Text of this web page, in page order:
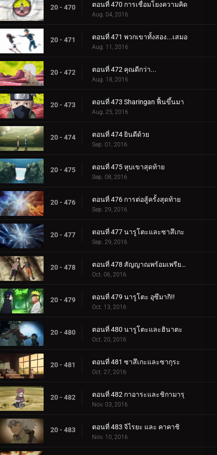
20 - 470 ตอนที่ 470 การเชื่อมโยงความคิด
Aug. 04, 2016
20 - 471 ตอนที่ 471 พวกเขาทั้งสอง...เสมอ
Aug. 11, 2016
20 - 472 ตอนที่ 472 คุณดีกว่า...
Aug. 18, 2016
20 - 473 ตอนที่ 473 Sharingan ฟื้นขึ้นมา
Aug. 25, 2016
20 - 474 ตอนที่ 474 ยินดีด้วย
Sep. 01, 2016
20 - 475 ตอนที่ 475 หุบเขาสุดท้าย
Sep. 08, 2016
20 - 476 ตอนที่ 476 การต่อสู้ครั้งสุดท้าย
Sep. 29, 2016
20 - 477 ตอนที่ 477 นารูโตะและซาสึเกะ
Sep. 29, 2016
20 - 478 ตอนที่ 478 สัญญาณพร้อมเพรียงกัน
Oct. 06, 2016
20 - 479 ตอนที่ 479 นารูโตะ อุซึมากิ!!
Oct. 13, 2016
20 - 480 ตอนที่ 480 นารูโตะและฮินาตะ
Oct. 20, 2016
20 - 481 ตอนที่ 481 ซาสึเกะและซากุระ
Oct. 27, 2016
20 - 482 ตอนที่ 482 กาอาระและชิกามารุ
Nov. 03, 2016
20 - 483 ตอนที่ 483 จิไรยะ และ คาคาชิ
Nov. 10, 2016